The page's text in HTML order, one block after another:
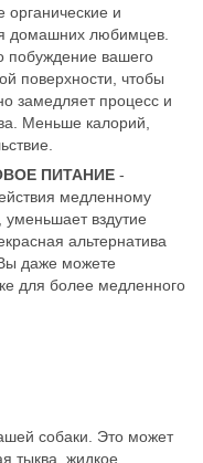
и
домашних любимцев.
побуждение вашего
поверхности, чтобы
замедляет процесс и
Меньше калорий,
ПИТАНИЕ -
медленному
вздутие
альтернатива
даже можете
для более медленного
собаки. Это может
тыква, жидкое